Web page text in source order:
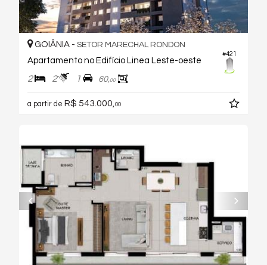
#421
GOIÂNIA - SETOR MARECHAL RONDON
Apartamento no Edifício Linea Leste-oeste
2 2 1 60,00
a partir de R$ 543.000, 00